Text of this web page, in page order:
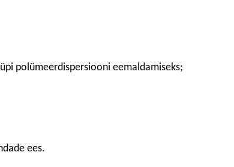
polümeerdispersiooni eemaldamiseks;
ees.